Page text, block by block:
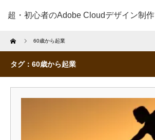
超・初心者のAdobe Cloudデザイン制作
Home 60歳から起業
タグ：60歳から起業